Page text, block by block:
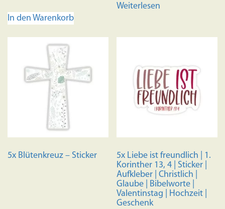
von 5
In den Warenkorb
Weiterlesen
5x Blütenkreuz – Sticker
5x Liebe ist freundlich | 1.
Korinther 13, 4 | Sticker |
Aufkleber | Christlich |
Glaube | Bibelworte |
Valentinstag | Hochzeit |
Geschenk